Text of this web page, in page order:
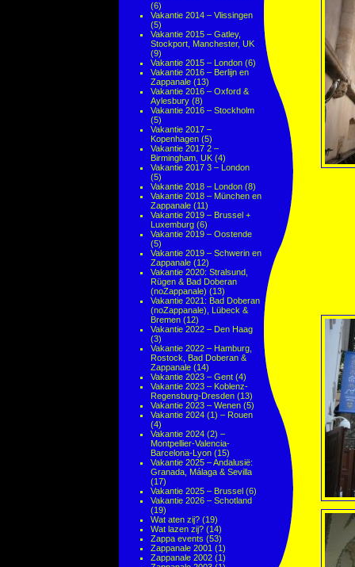
(6)
Vakantie 2014 – Vlissingen
(5)
Vakantie 2015 – Gatley,
Stockport, Manchester, UK
(9)
Vakantie 2015 – London (6)
Vakantie 2016 – Berlijn en
Zappanale (13)
Vakantie 2016 – Oxford &
Aylesbury (8)
Vakantie 2016 – Stockholm
(5)
Vakantie 2017 –
Kopenhagen (5)
Vakantie 2017 2 –
Birmingham, UK (4)
Vakantie 2017 3 – London
(5)
Vakantie 2018 – London (8)
Vakantie 2018 – München en
Zappanale (11)
Vakantie 2019 – Brussel +
Luxemburg (6)
Vakantie 2019 – Oostende
(5)
Vakantie 2019 – Schwerin en
Zappanale (12)
Vakantie 2020: Stralsund,
Rügen & Bad Doberan
(noZappanale) (13)
Vakantie 2021: Bad Doberan
(noZappanale), Lübeck &
Bremen (12)
Vakantie 2022 – Den Haag
(3)
Vakantie 2022 – Hamburg,
Rostock, Bad Doberan &
Zappanale (14)
Vakantie 2023 – Gent (4)
Vakantie 2023 – Koblenz-
Regensburg-Dresden (13)
Vakantie 2023 – Wenen (5)
Vakantie 2024 (1) – Rouen
(4)
Vakantie 2024 (2) –
Montpellier-Valencia-
Barcelona-Lyon (15)
Vakantie 2025 – Andalusië:
Granada, Málaga & Sevilla
(17)
Vakantie 2025 – Brussel (6)
Vakantie 2026 – Schotland
(19)
Wat aten zij? (19)
Wat lazen zij? (14)
Zappa events (53)
Zappanale 2001 (1)
Zappanale 2002 (1)